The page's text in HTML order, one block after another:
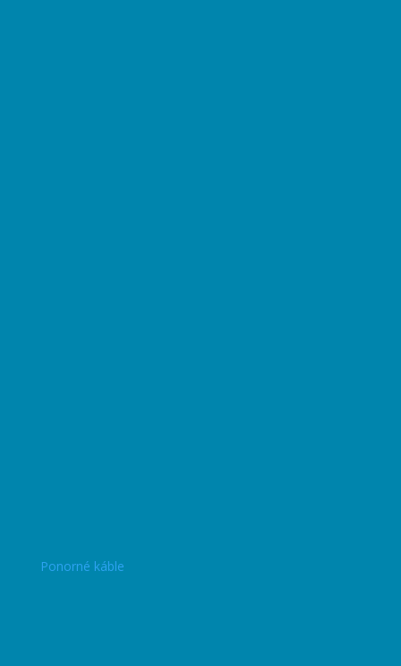
Ponorné káble